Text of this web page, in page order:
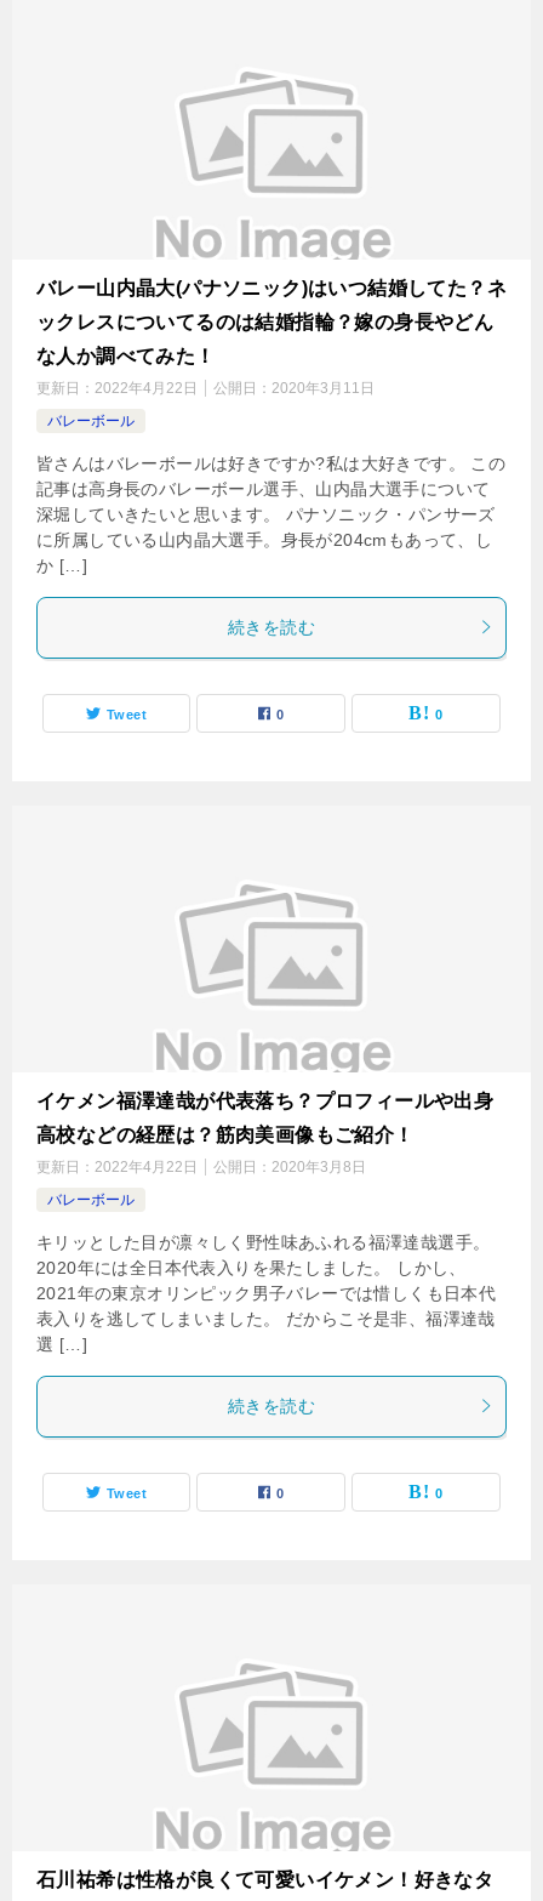
バレー山内晶大(パナソニック)はいつ結婚してた？ネ
ックレスについてるのは結婚指輪？嫁の身長やどん
な人か調べてみた！
更新日： 2022年4月22日 公開日： 2020年3月11日
バレーボール
皆さんはバレーボールは好きですか?私は大好きです。 この
記事は高身長のバレーボール選手、山内晶大選手について
深堀していきたいと思います。 パナソニック・パンサーズ
に所属している山内晶大選手。身長が204cmもあって、し
か […]
続きを読む
Tweet 0 0
イケメン福澤達哉が代表落ち？プロフィールや出身
高校などの経歴は？筋肉美画像もご紹介！
更新日： 2022年4月22日 公開日： 2020年3月8日
バレーボール
キリッとした目が凛々しく野性味あふれる福澤達哉選手。
2020年には全日本代表入りを果たしました。 しかし、
2021年の東京オリンピック男子バレーでは惜しくも日本代
表入りを逃してしまいました。 だからこそ是非、福澤達哉
選 […]
続きを読む
Tweet 0 0
石川祐希は性格が良くて可愛いイケメン！好きなタ